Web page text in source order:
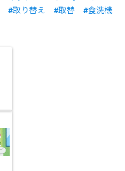
取り替え 取替 食洗機